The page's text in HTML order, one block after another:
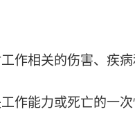
作相关的伤害、疾
作能力或死亡的一次